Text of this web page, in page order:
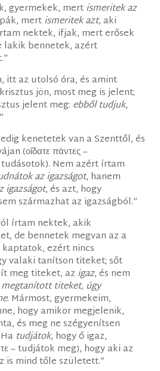
gyermekek, mertismeritek az
mertismeritek azt, aki
nektek, ifjak, mert erősek
lakik bennetek, azért
itt az utolsó óra, és amint
jön, most meg is jelent;
jelent meg: ebből tudjuk,
kenetetek van a Szenttől, és
(οἴδατε πάντες –
Nem azért írtam
az igazságot, hanem
igazságot, és azt, hogy
származhat az igazságból.”
írtam nektek, akik
de bennetek megvan az a
ezért nincs
valaki tanítson titeket; sőt
meg titeket, az igaz, és nem
megtanított titeket, úgy
. Mármost, gyermekeim,
hogy amikor megjelenik,
és meg ne szégyenítsen
tudjátok, hogy ő igaz,
– tudjátok meg), hogy aki az
is mind tőle született.”